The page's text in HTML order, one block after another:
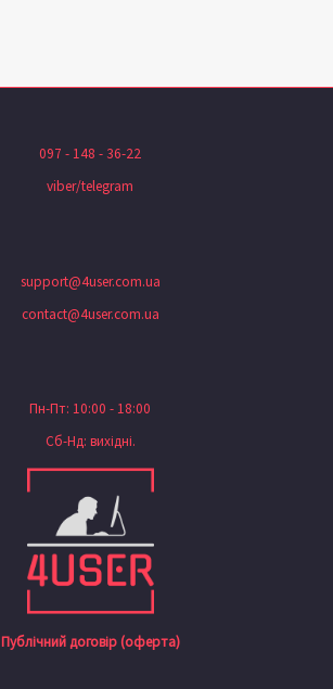
097 - 148 - 36-22
viber/telegram
support@4user.com.ua
contact@4user.com.ua
Пн-Пт: 10:00 - 18:00
Сб-Нд: вихідні.
Публічний договір (оферта)